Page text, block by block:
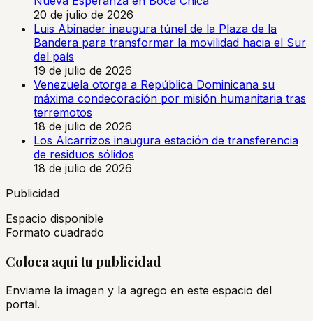
20 de julio de 2026
Luis Abinader inaugura túnel de la Plaza de la
Bandera para transformar la movilidad hacia el Sur
del país
19 de julio de 2026
Venezuela otorga a República Dominicana su
máxima condecoración por misión humanitaria tras
terremotos
18 de julio de 2026
Los Alcarrizos inaugura estación de transferencia
de residuos sólidos
18 de julio de 2026
Publicidad
Espacio disponible
Formato cuadrado
Coloca aqui tu publicidad
Enviame la imagen y la agrego en este espacio del
portal.